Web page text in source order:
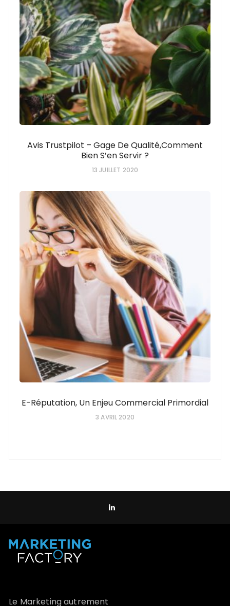
Avis Trustpilot – Gage De Qualité,comment
Bien S’en Servir ?
13 JUILLET 2020
E-Réputation, Un Enjeu Commercial Primordial
3 AVRIL 2020
Le Marketing autrement